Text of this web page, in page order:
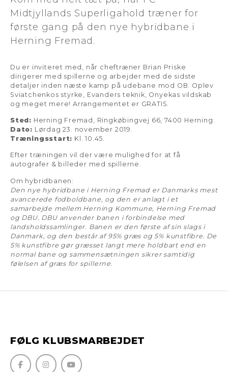
Midtjyllands Superligahold træner for
første gang på den nye hybridbane i
Herning Fremad.
Du er inviteret med, når cheftræner Brian Priske
dirigerer med spillerne og arbejder med de sidste
detaljer inden næste kamp på udebane mod OB. Oplev
Sviatchenkos styrke, Evanders teknik, Onyekas vildskab
og meget mere! Arrangementet er GRATIS.
Sted: Herning Fremad, Ringkøbingvej 66, 7400 Herning.
Dato: Lørdag 23. november 2019.
Træningsstart: Kl. 10.45.
Efter træningen vil der være mulighed for at få
autografer & billeder med spillerne.
Om hybridbanen:
Den nye hybridbane i Herning Fremad er Danmarks mest
avancerede fodboldbane, og den er anlagt i et
samarbejde mellem Herning Kommune, Herning Fremad
og DBU. DBU anvender banen i forbindelse med
landsholdssamlinger. Banen er den første af sin slags i
Danmark, og den består af 95% græs og 5% kunstfibre. De
5% kunstfibre gør græsset langt mere holdbart end en
normal bane og sammensætningen sikrer samtidig
følelsen af græs for spillerne.
FØLG KLUBSMARBEJDET